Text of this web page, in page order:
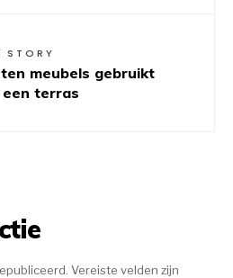
STORY
meubels gebruikt
terras
Vereiste velden zijn